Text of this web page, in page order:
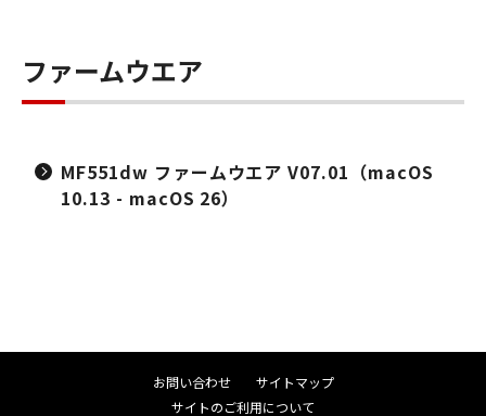
ファームウエア
MF551dw ファームウエア V07.01（macOS
10.13 - macOS 26）
お問い合わせ
サイトマップ
サイトのご利用について